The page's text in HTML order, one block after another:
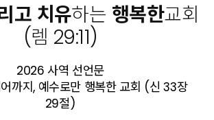
고 치유하는 행복한교회
(렘 29:11)
2026 사역 선언문
까지, 예수로만 행복한 교회 (신 33장
29절)